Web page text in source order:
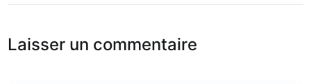
Laisser un commentaire